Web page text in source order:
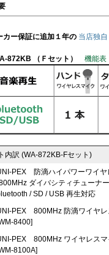
ー保証に追加１年の 当店独
872KB （Ｆセット） 機能
内訳 (WA-872KB-Fセット)
PEX 防滴ハイパワーワイヤ
ダイバシティチューナ
/ SD / USB 再生対応
PEX 800MHz 防滴ワイヤ
8400]
PEX 800MHz ワイヤレス
8100A]